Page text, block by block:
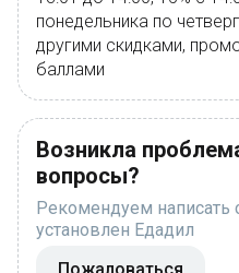
понедельника по
другими скидками,
баллами
Возникла
вопросы?
Рекомендуем написать
установлен Едадил